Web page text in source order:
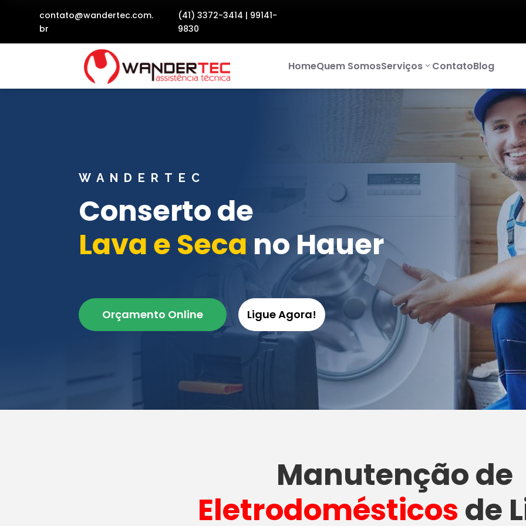
contato@wandertec.com.
br
(41) 3372-3414 | 99141-
9830
HomeQuem SomosServiços ContatoBlog
WANDERTEC
Conserto de
Lava e Seca no Hauer
Orçamento Online Ligue Agora!
Manutençãode
Eletrodomésticos de